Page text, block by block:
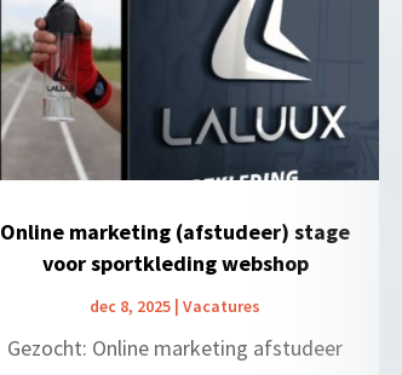
Online marketing (afstudeer) stage
voor sportkleding webshop
dec 8, 2025 |Vacatures
Gezocht: Online marketing afstudeer